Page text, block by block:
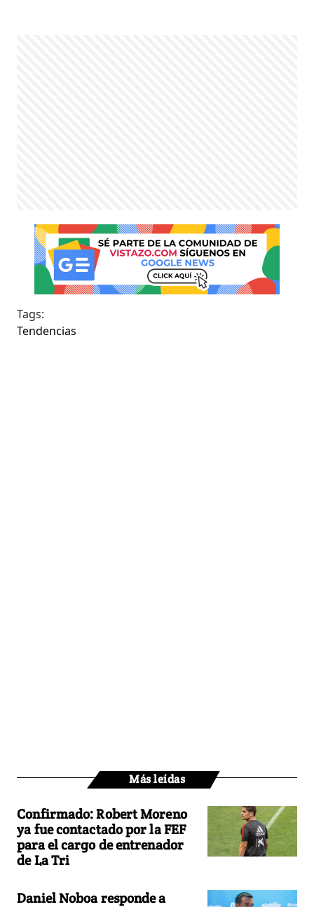
Tags:
Tendencias
Más leídas
Confirmado: Robert Moreno
ya fue contactado por la FEF
para el cargo de entrenador
de La Tri
Daniel Noboa responde a